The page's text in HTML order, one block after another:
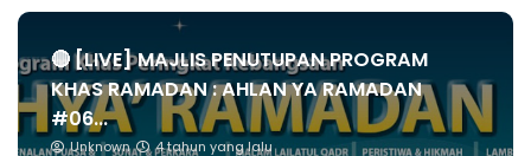
🔴 [LIVE] MAJLIS PENUTUPAN PROGRAM
KHAS RAMADAN : AHLAN YA RAMADAN
#06...
Unknown 4 tahun yang lalu